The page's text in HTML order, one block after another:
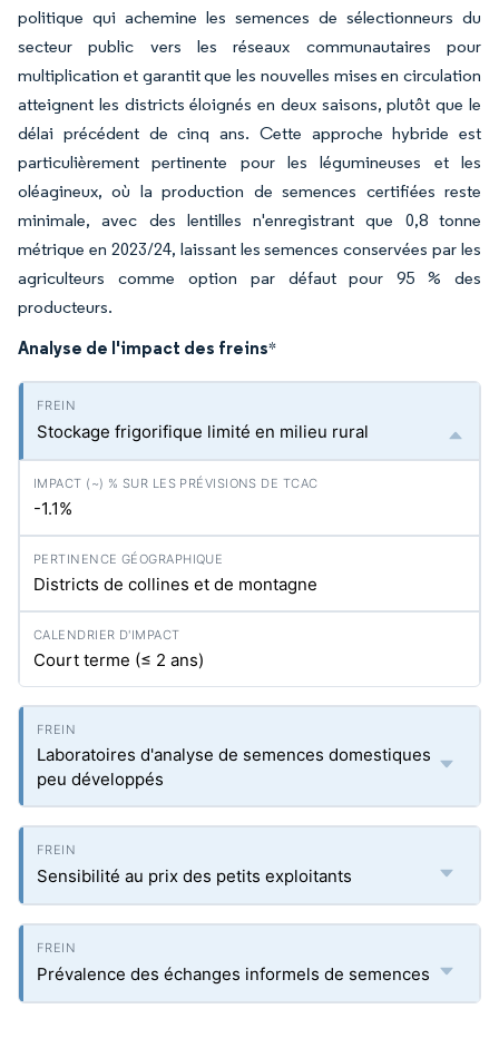
politique qui achemine les semences de sélectionneurs du
secteur public vers les réseaux communautaires pour
multiplication et garantit que les nouvelles mises en circulation
atteignent les districts éloignés en deux saisons, plutôt que le
délai précédent de cinq ans. Cette approche hybride est
particulièrement pertinente pour les légumineuses et les
oléagineux, où la production de semences certifiées reste
minimale, avec des lentilles n'enregistrant que 0,8 tonne
métrique en 2023/24, laissant les semences conservées par les
agriculteurs comme option par défaut pour 95 % des
producteurs.
Analyse de l'impact des freins*
Stockage frigorifique limité en milieu rural
-1.1%
Districts de collines et de montagne
Court terme (≤ 2 ans)
Laboratoires d'analyse de semences domestiques
peu développés
Sensibilité au prix des petits exploitants
Prévalence des échanges informels de semences